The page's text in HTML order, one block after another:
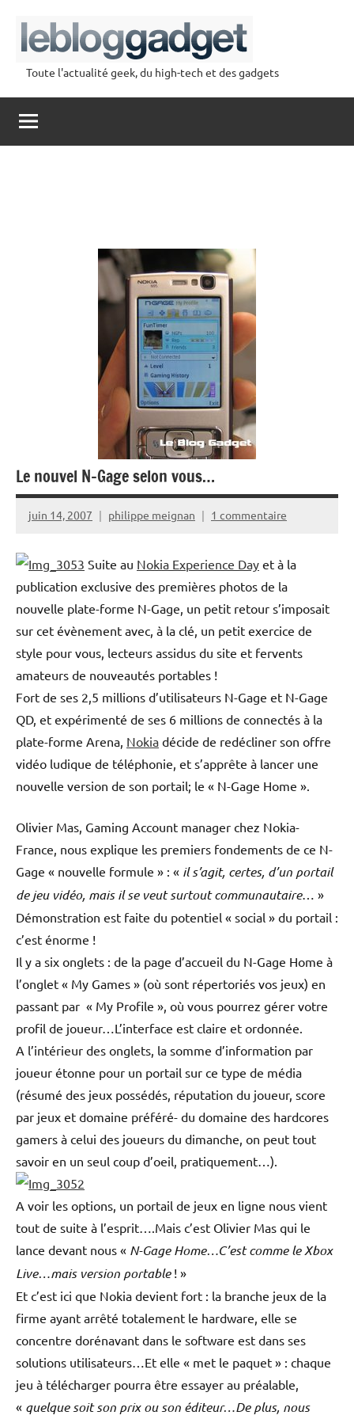
contenu
lebloggadget
Toute l'actualité geek, du high-tech et des gadgets
Le nouvel N-Gage selon vous…
juin 14, 2007 philippe meignan 1 commentaire
Suite au Nokia Experience Day et à la
publication exclusive des premières photos de la
nouvelle plate-forme N-Gage, un petit retour s’imposait
sur cet évènement avec, à la clé, un petit exercice de
style pour vous, lecteurs assidus du site et fervents
amateurs de nouveautés portables !
Fort de ses 2,5 millions d’utilisateurs N-Gage et N-Gage
QD, et expérimenté de ses 6 millions de connectés à la
plate-forme Arena, Nokia décide de redécliner son offre
vidéo ludique de téléphonie, et s’apprête à lancer une
nouvelle version de son portail; le « N-Gage Home ».
Olivier Mas, Gaming Account manager chez Nokia-
France, nous explique les premiers fondements de ce N-
Gage « nouvelle formule » : « il s’agit, certes, d’un portail
de jeu vidéo, mais il se veut surtout communautaire… »
Démonstration est faite du potentiel « social » du portail :
c’est énorme !
Il y a six onglets : de la page d’accueil du N-Gage Home à
l’onglet « My Games » (où sont répertoriés vos jeux) en
passant par « My Profile », où vous pourrez gérer votre
profil de joueur…L’interface est claire et ordonnée.
A l’intérieur des onglets, la somme d’information par
joueur étonne pour un portail sur ce type de média
(résumé des jeux possédés, réputation du joueur, score
par jeux et domaine préféré- du domaine des hardcores
gamers à celui des joueurs du dimanche, on peut tout
savoir en un seul coup d’oeil, pratiquement…).
A voir les options, un portail de jeux en ligne nous vient
tout de suite à l’esprit….Mais c’est Olivier Mas qui le
lance devant nous « N-Gage Home…C’est comme le Xbox
Live…mais version portable! »
Et c’est ici que Nokia devient fort : la branche jeux de la
firme ayant arrêté totalement le hardware, elle se
concentre dorénavant dans le software est dans ses
solutions utilisateurs…Et elle « met le paquet » : chaque
jeu à télécharger pourra être essayer au préalable,
« quelque soit son prix ou son éditeur…De plus, nous